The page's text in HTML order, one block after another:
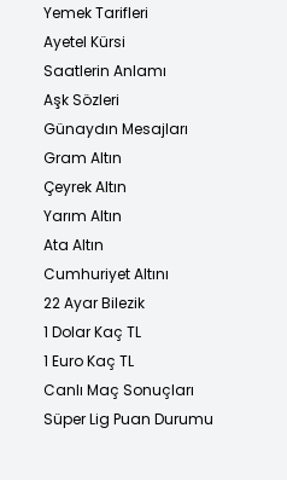
Yemek Tarifleri
Ayetel Kürsi
Saatlerin Anlamı
Aşk Sözleri
Günaydın Mesajları
Gram Altın
Çeyrek Altın
Yarım Altın
Ata Altın
Cumhuriyet Altını
22 Ayar Bilezik
1 Dolar Kaç TL
1 Euro Kaç TL
Canlı Maç Sonuçları
Süper Lig Puan Durumu